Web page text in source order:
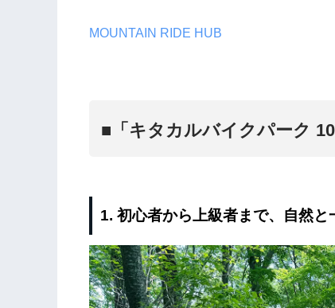
MOUNTAIN RIDE HUB
■「キタカルバイクパーク
1. 初心者から上級者まで、自然